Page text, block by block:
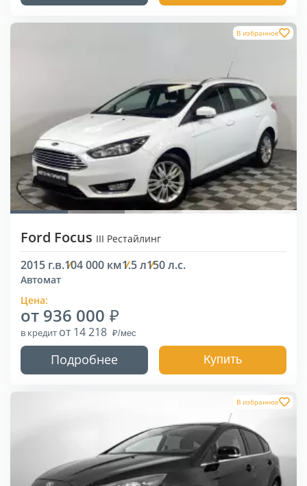
В избранное
Ford Focus III Рестайлинг
2015 г.в.104 000 км1.5 л150 л.с.
Автомат
Цена:
от 936 000
в кредит от 14 218
Подробнее Купить
В избранное